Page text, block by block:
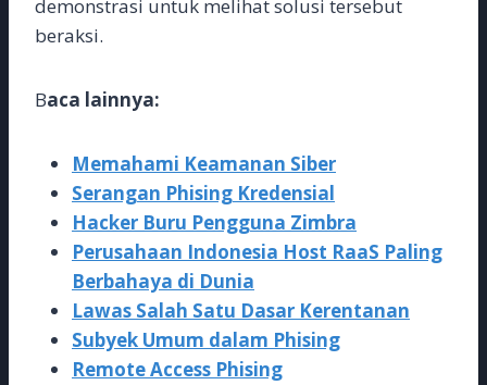
demonstrasi untuk melihat solusi tersebut
beraksi.
Baca lainnya:
Memahami Keamanan Siber
Serangan Phising Kredensial
Hacker Buru Pengguna Zimbra
Perusahaan Indonesia Host RaaS Paling
Berbahaya di Dunia
Lawas Salah Satu Dasar Kerentanan
Subyek Umum dalam Phising
Remote Access Phising